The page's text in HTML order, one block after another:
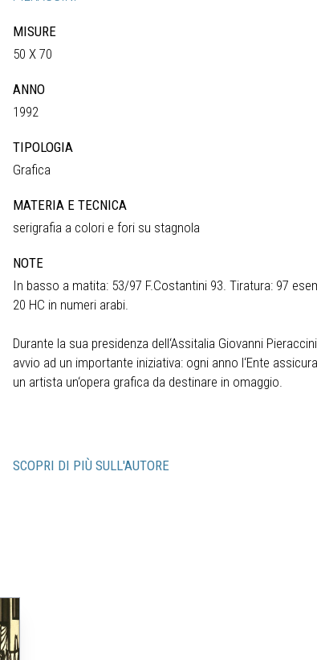
MISURE
50 X 70
ANNO
1992
TIPOLOGIA
Grafica
MATERIA E TECNICA
serigrafia a colori e fori su stagnola
NOTE
In basso a matita: 53/97 F.Costantini 93. Tiratura: 97
20 HC in numeri arabi.
Durante la sua presidenza dell‘Assitalia Giovanni
avvio ad un importante iniziativa: ogni anno l‘Ente
un artista un‘opera grafica da destinare in omaggio.
SCOPRI DI PIÙ SULL'AUTORE